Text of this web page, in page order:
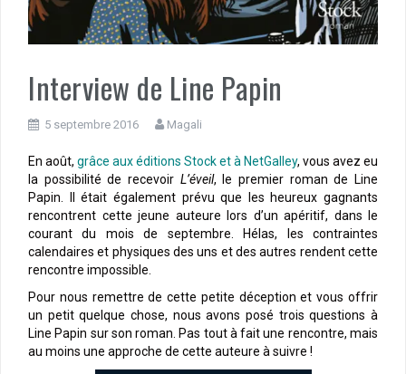
Interview de Line Papin
5 septembre 2016 Magali
En août, grâce aux éditions Stock et à NetGalley, vous avez eu
la possibilité de recevoir L’éveil, le premier roman de Line
Papin. Il était également prévu que les heureux gagnants
rencontrent cette jeune auteure lors d’un apéritif, dans le
courant du mois de septembre. Hélas, les contraintes
calendaires et physiques des uns et des autres rendent cette
rencontre impossible.
Pour nous remettre de cette petite déception et vous offrir
un petit quelque chose, nous avons posé trois questions à
Line Papin sur son roman. Pas tout à fait une rencontre, mais
au moins une approche de cette auteure à suivre !